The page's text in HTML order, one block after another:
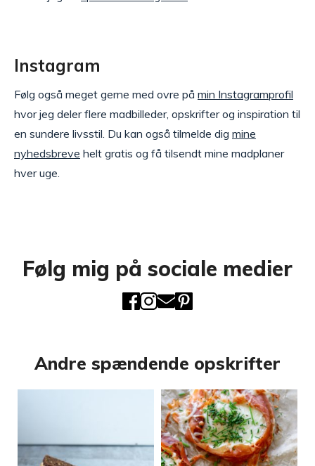
Instagram
Følg også meget gerne med ovre på min Instagramprofil
hvor jeg deler flere madbilleder, opskrifter og inspiration til
en sundere livsstil. Du kan også tilmelde dig mine
nyhedsbreve helt gratis og få tilsendt mine madplaner
hver uge.
Følg mig på sociale medier
Andre spændende opskrifter